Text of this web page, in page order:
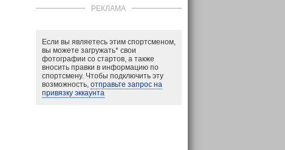
РЕКЛАМА
Если вы являетесь этим спортсменом,
вы можете загружать*свои
фотографии со стартов, а также
вносить правки в информацию по
спортсмену. Чтобы подключить эту
возможность, отправьте запрос на
привязку эккаунта